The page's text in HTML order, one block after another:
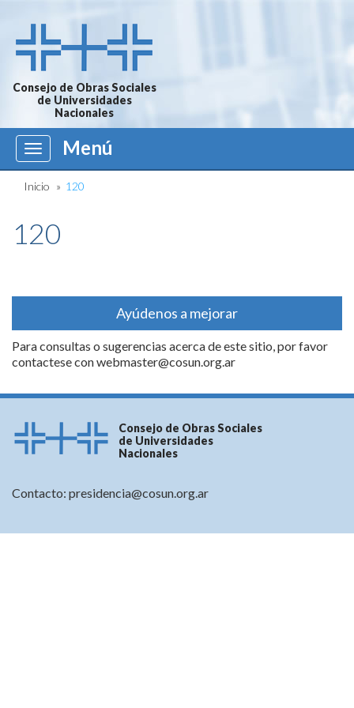
Consejo de Obras Sociales
de Universidades
Nacionales
Menú
Menú
Inicio » 120
120
Ayúdenos a mejorar
Para consultas o sugerencias acerca de este sitio, por favor
contactese conwebmaster@cosun.org.ar
Consejo de Obras Sociales
de Universidades
Nacionales
Contacto: presidencia@cosun.org.ar